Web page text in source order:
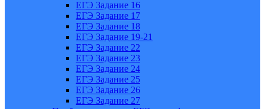
ЕГЭ Задание 16
ЕГЭ Задание 17
ЕГЭ Задание 18
ЕГЭ Задание 19-21
ЕГЭ Задание 22
ЕГЭ Задание 23
ЕГЭ Задание 24
ЕГЭ Задание 25
ЕГЭ Задание 26
ЕГЭ Задание 27